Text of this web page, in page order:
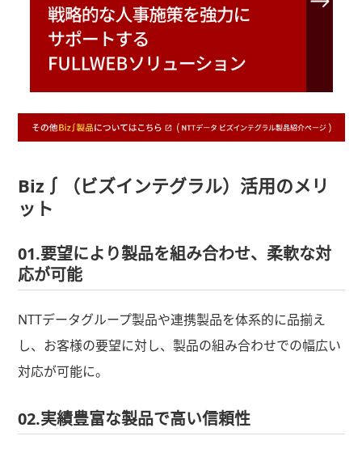
Biz∫（ビズインテグラル）活用のメリ
ット
01.要望により製品を組み合わせ、柔軟な対
応が可能
NTTデータグループ製品や連携製品を体系的に品揃え
し、お客様の要望に対し、製品の組み合わせでの幅広い
対応が可能に。
02.実績豊富な製品で高い信頼性